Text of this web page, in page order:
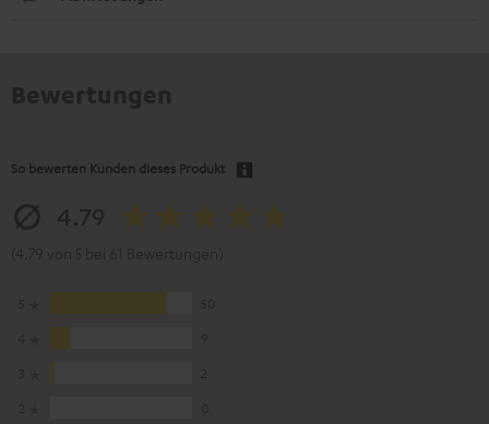
So bewerten Kunden dieses Produkt